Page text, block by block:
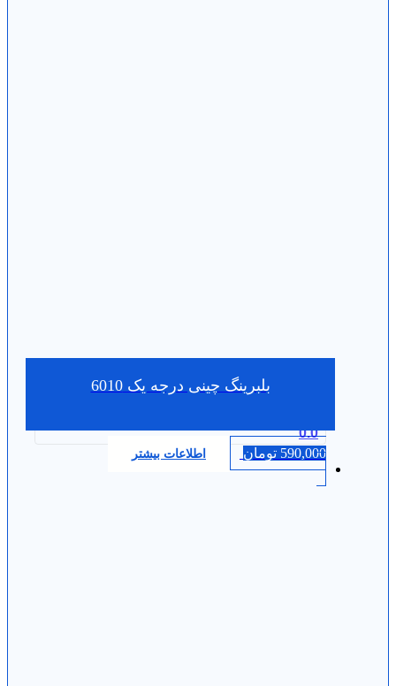
بلبرینگ چینی درجه یک 6010
0.0
590,000 تومان اطلاعات بیشتر